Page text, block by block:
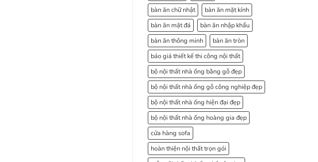
bàn ăn chữ nhật
bàn ăn mặt kính
bàn ăn mặt đá
bàn ăn nhập khẩu
bàn ăn thông minh
bàn ăn tròn
báo giá thiết kế thi công nội thất
bộ nội thất nhà ống bằng gỗ đẹp
bộ nội thất nhà ống gỗ công nghiệp đẹp
bộ nội thất nhà ống hiện đại đẹp
bộ nội thất nhà ống hoàng gia đẹp
cửa hàng sofa
hoàn thiện nội thất trọn gói